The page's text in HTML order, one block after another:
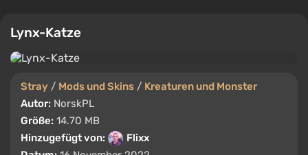
Lynx-Katze
Stray / Mods und Skins / Kreaturen und Monster
Autor: NorskPL
Größe: 14.70 MB
Hinzugefügt von:
Flixx